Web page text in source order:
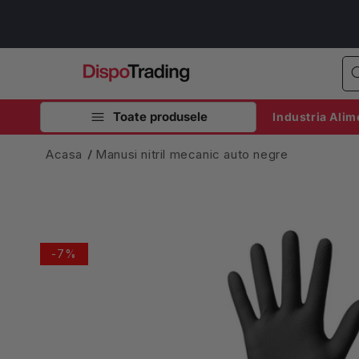
Toate produsele Industria
Acasa Manusi nitril mecanic auto negre
despre
produs
-7%